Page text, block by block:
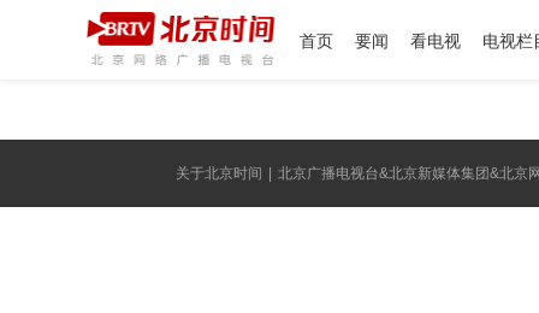
首页 要闻 看电视 电视栏
关于北京时间 北京广播电视台&北京新媒体集团&北京